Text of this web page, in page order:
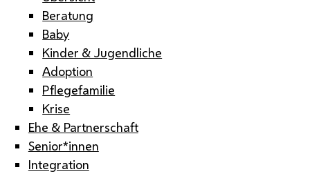
Beratung
Baby
Kinder & Jugendliche
Adoption
Pflegefamilie
Krise
Ehe & Partnerschaft
Senior*innen
Integration